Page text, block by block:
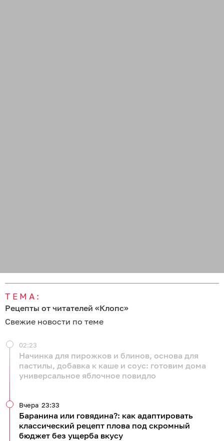
ТЕМА:
Рецепты от читателей «Клопс»
Свежие новости по теме
Начинка для пирожков и блинов, основа для
пастилы, добавка к каше и соус: готовим дома
универсальное яблочное повидло
02:23
Баранина или говядина?: как адаптировать
классический рецепт плова под скромный
бюджет без ущерба вкусу
Вчера 23:33